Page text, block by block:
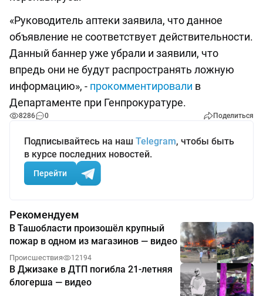
«Руководитель аптеки заявила, что данное
объявление не соответствует действительности.
Данный баннер уже убрали и заявили, что
впредь они не будут распространять ложную
информацию», - прокомментировали в
Департаменте при Генпрокуратуре.
8286 0 Поделиться
Подписывайтесь на наш Telegram, чтобы быть
в курсе последних новостей.
Перейти
Рекомендуем
В Ташобласти произошёл крупный
пожар в одном из магазинов — видео
Происшествия 12194
В Джизаке в ДТП погибла 21-летняя
блогерша — видео